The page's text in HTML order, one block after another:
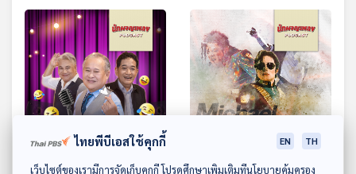
ดาวน์โหลด Thai PBS Podcast Application
30:00
EP. 42: “ตลก” ศาสตร์
30:00
EP. 43: Michael Jackson
ไทยพีบีเอสใช้คุกกี้ EN TH
เว็บไซต์ของเรามีการจัดเก็บคุกกี้ โปรดศึกษาเพิ่มเติมที่นโยบายคุ้มครอง